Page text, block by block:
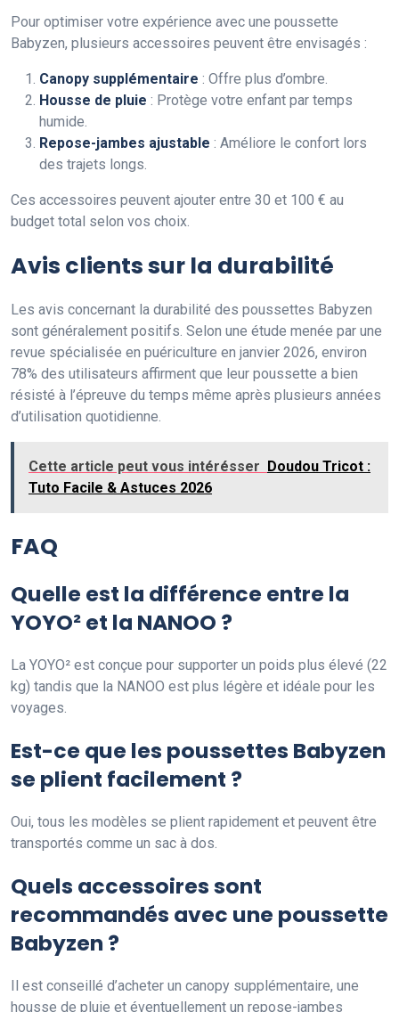
Pour optimiser votre expérience avec une poussette
Babyzen, plusieurs accessoires peuvent être envisagés :
Canopy supplémentaire : Offre plus d’ombre.
Housse de pluie : Protège votre enfant par temps
humide.
Repose-jambes ajustable : Améliore le confort lors
des trajets longs.
Ces accessoires peuvent ajouter entre 30 et 100 € au
budget total selon vos choix.
Avis clients sur la durabilité
Les avis concernant la durabilité des poussettes Babyzen
sont généralement positifs. Selon une étude menée par une
revue spécialisée en puériculture en janvier 2026, environ
78% des utilisateurs affirment que leur poussette a bien
résisté à l’épreuve du temps même après plusieurs années
d’utilisation quotidienne.
Cette article peut vous intérésser Doudou Tricot :
Tuto Facile & Astuces 2026
FAQ
Quelle est la différence entre la
YOYO² et la NANOO ?
La YOYO² est conçue pour supporter un poids plus élevé (22
kg) tandis que la NANOO est plus légère et idéale pour les
voyages.
Est-ce que les poussettes Babyzen
se plient facilement ?
Oui, tous les modèles se plient rapidement et peuvent être
transportés comme un sac à dos.
Quels accessoires sont
recommandés avec une poussette
Babyzen ?
Il est conseillé d’acheter un canopy supplémentaire, une
housse de pluie et éventuellement un repose-jambes